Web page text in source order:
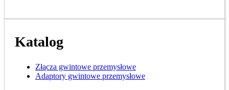
Katalog
Złącza gwintowe przemysłowe
Adaptory gwintowe przemysłowe